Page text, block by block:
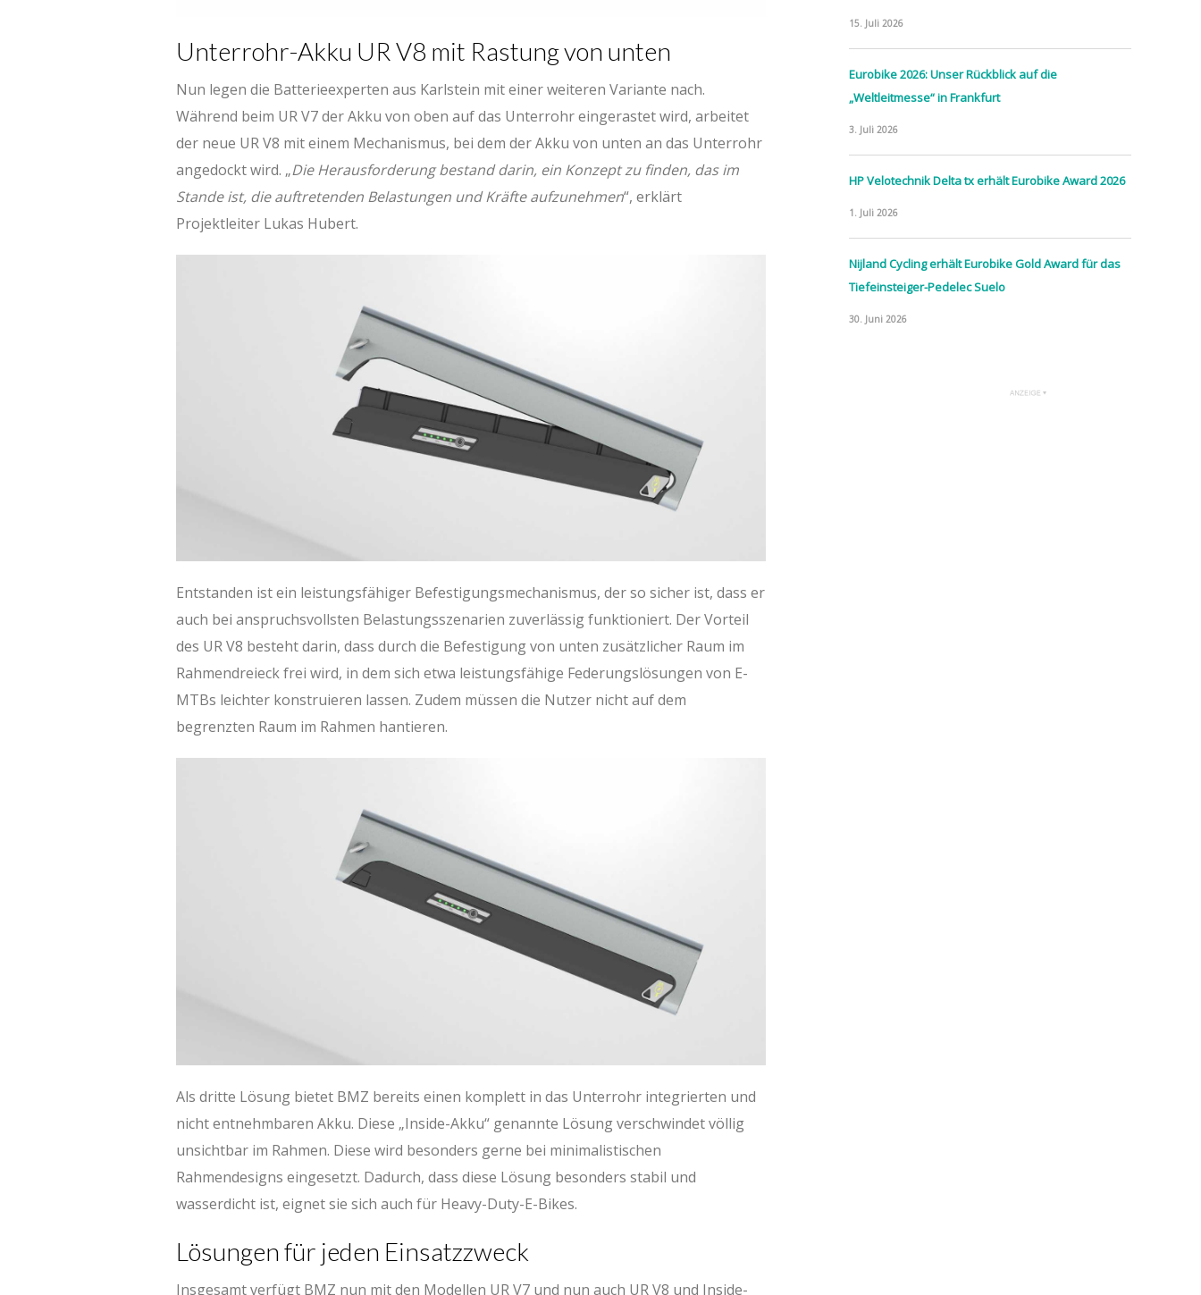
Unterrohr-Akku UR V8 mit Rastung von unten
Nun legen die Batterieexperten aus Karlstein mit einer weiteren Variante nach.
Während beim UR V7 der Akku von oben auf das Unterrohr eingerastet wird, arbeitet
der neue UR V8 mit einem Mechanismus, bei dem der Akku von unten an das Unterrohr
angedockt wird. „Die Herausforderung bestand darin, ein Konzept zu finden, das im
Stande ist, die auftretenden Belastungen und Kräfte aufzunehmen“, erklärt
Projektleiter Lukas Hubert.
Entstanden ist ein leistungsfähiger Befestigungsmechanismus, der so sicher ist, dass er
auch bei anspruchsvollsten Belastungsszenarien zuverlässig funktioniert. Der Vorteil
des UR V8 besteht darin, dass durch die Befestigung von unten zusätzlicher Raum im
Rahmendreieck frei wird, in dem sich etwa leistungsfähige Federungslösungen von E-
MTBs leichter konstruieren lassen. Zudem müssen die Nutzer nicht auf dem
begrenzten Raum im Rahmen hantieren.
Als dritte Lösung bietet BMZ bereits einen komplett in das Unterrohr integrierten und
nicht entnehmbaren Akku. Diese „Inside-Akku“ genannte Lösung verschwindet völlig
unsichtbar im Rahmen. Diese wird besonders gerne bei minimalistischen
Rahmendesigns eingesetzt. Dadurch, dass diese Lösung besonders stabil und
wasserdicht ist, eignet sie sich auch für Heavy-Duty-E-Bikes.
Lösungen für jeden Einsatzzweck
Insgesamt verfügt BMZ nun mit den Modellen UR V7 und nun auch UR V8 und Inside-
15. Juli 2026
Eurobike 2026: Unser Rückblick auf die
„Weltleitmesse“ in Frankfurt
3. Juli 2026
HP Velotechnik Delta tx erhält Eurobike Award 2026
1. Juli 2026
Nijland Cycling erhält Eurobike Gold Award für das
Tiefeinsteiger-Pedelec Suelo
30. Juni 2026